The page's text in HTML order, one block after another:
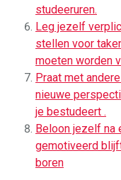
studeeruren.
Leg jezelf
stellen voor
moeten worden
Praat met
nieuwe
je bestudeert .
Beloon jezelf na
gemotiveerd
boren